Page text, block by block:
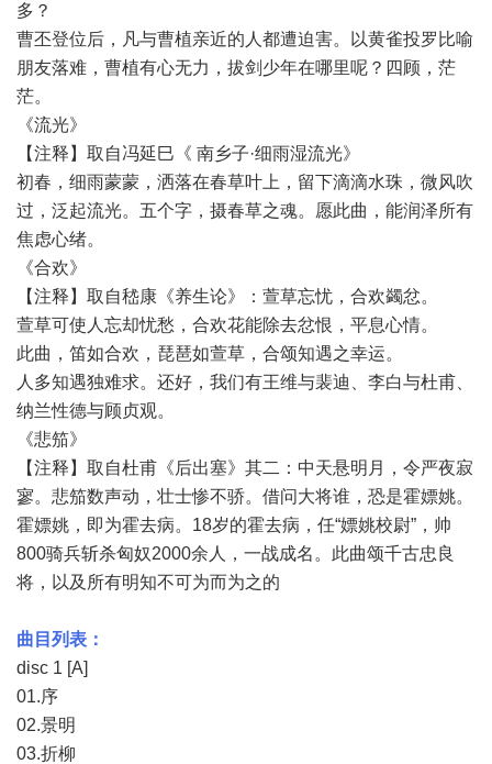
多？
曹丕登位后，凡与曹植亲近的人都遭迫害。以黄雀投罗比喻
朋友落难，曹植有心无力，拔剑少年在哪里呢？四顾，茫
茫。
《流光》
【注释】取自冯延巳《 南乡子·细雨湿流光》
初春，细雨蒙蒙，洒落在春草叶上，留下滴滴水珠，微风吹
过，泛起流光。五个字，摄春草之魂。愿此曲，能润泽所有
焦虑心绪。
《合欢》
【注释】取自嵇康《养生论》：萱草忘忧，合欢蠲忿。
萱草可使人忘却忧愁，合欢花能除去忿恨，平息心情。
此曲，笛如合欢，琵琶如萱草，合颂知遇之幸运。
人多知遇独难求。还好，我们有王维与裴迪、李白与杜甫、
纳兰性德与顾贞观。
《悲笳》
【注释】取自杜甫《后出塞》其二：中天悬明月，令严夜寂
寥。悲笳数声动，壮士惨不骄。借问大将谁，恐是霍嫖姚。
霍嫖姚，即为霍去病。18岁的霍去病，任“嫖姚校尉”，帅
800骑兵斩杀匈奴2000余人，一战成名。此曲颂千古忠良
将，以及所有明知不可为而为之的
曲目列表：
disc 1 [A]
01.序
02.景明
03.折柳